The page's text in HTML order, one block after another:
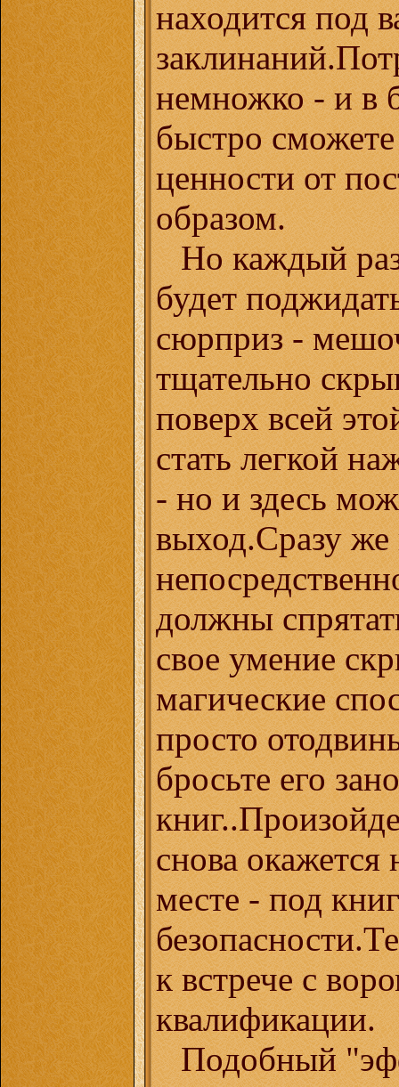
находится под
немножко - и в
быстро
ценности от
образом.
Но каждый
будет
сюрприз -
тщательно
поверх всей
стать легкой
- но и здесь
выход.Сразу же
должны
свое умение
магические
просто
бросьте его
снова окажется
месте - под
к встрече с
квалификации.
Подобный